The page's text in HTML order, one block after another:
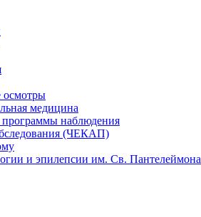
медицина
наблюдения
(ЧЕКАП)
и эпилепсии им. Св. Пантелеймона